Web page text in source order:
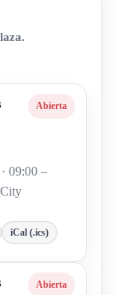
Abierta
09:00 –
iCal (.ics)
Abierta